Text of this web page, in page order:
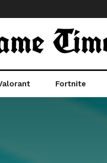
Fortnite